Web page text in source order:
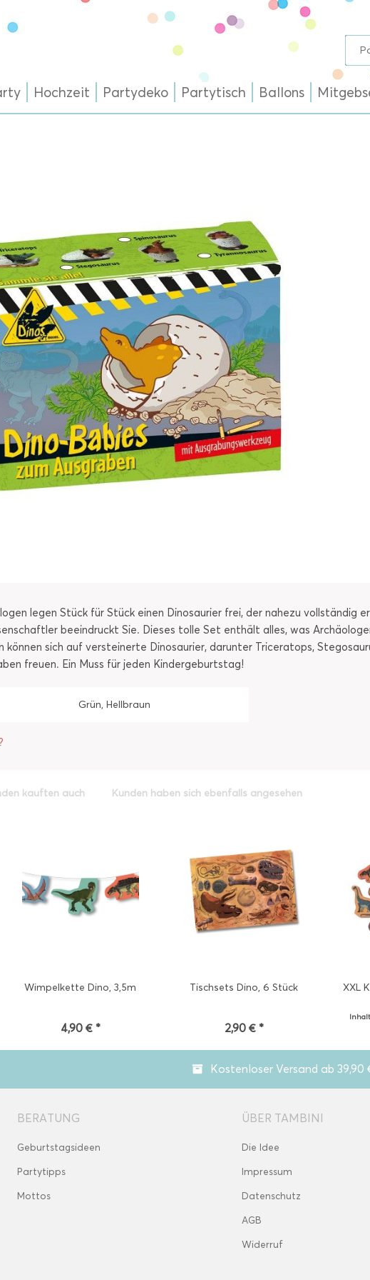
Hochzeit Partydeko Partytisch Ballons
legen Stück für Stück einen Dinosaurier frei, der nahezu vollständig
beeindruckt Sie. Dieses tolle Set enthält alles, was
können sich auf versteinerte Dinosaurier, darunter Triceratops,
freuen. Ein Muss für jeden Kindergeburtstag!
Grün, Hellbraun
kauften auch Kunden haben sich ebenfalls angesehen
Wimpelkette Dino, 3,5m
4,90 € *
Tischsets Dino, 6 Stück
2,90 € *
XXL
Inhalt
Kostenloser Versand ab 39,90
BERATUNG
Geburtstagsideen
Partytipps
Mottos
ÜBER TAMBINI
Die Idee
Impressum
Datenschutz
AGB
Widerruf